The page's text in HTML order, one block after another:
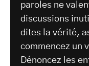
paroles ne
discussions
dites la vérité,
commencez un
Dénoncez les